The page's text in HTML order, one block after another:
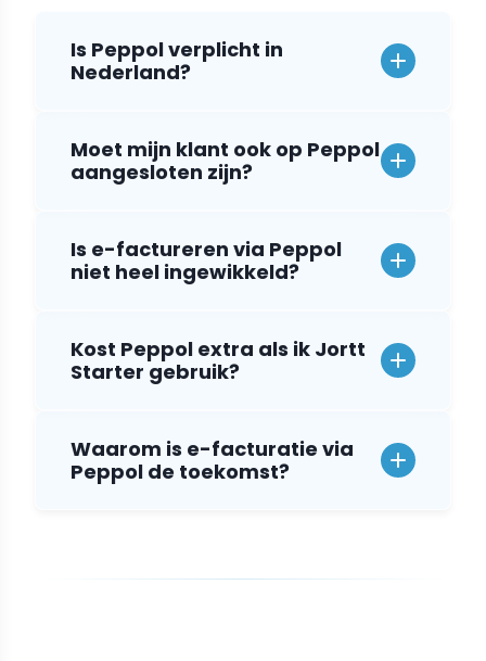
Is Peppol verplicht in
Nederland?
Moet mijn klant ook op Peppol
aangesloten zijn?
Is e-factureren via Peppol
niet heel ingewikkeld?
Kost Peppol extra als ik Jortt
Starter gebruik?
Waarom is e-facturatie via
Peppol de toekomst?